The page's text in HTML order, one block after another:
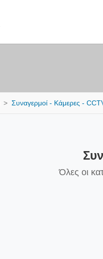
Συναγερμοί - Κάμερες -
Όλες οι